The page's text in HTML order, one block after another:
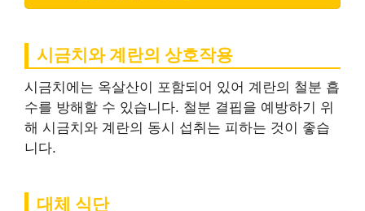
시금치와 계란의 상호작용
시금치에는 옥살산이 포함되어 있어 계란의 철분 흡
수를 방해할 수 있습니다. 철분 결핍을 예방하기 위
해 시금치와 계란의 동시 섭취는 피하는 것이 좋습
니다.
대체 식단